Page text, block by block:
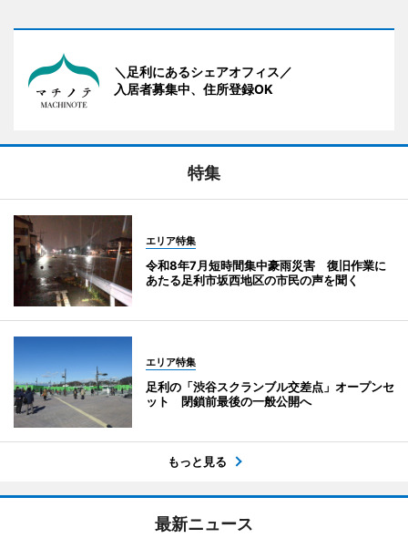
＼足利にあるシェアオフィス／
入居者募集中、住所登録OK
特集
エリア特集
令和8年7月短時間集中豪雨災害 復旧作業に
あたる足利市坂西地区の市民の声を聞く
エリア特集
足利の「渋谷スクランブル交差点」オープンセ
ット 閉鎖前最後の一般公開へ
もっと見る
最新ニュース